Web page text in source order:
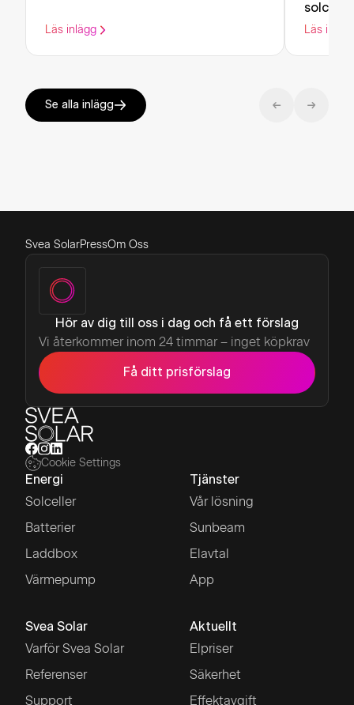
Läs inlägg
solceller
Läs
Se alla inlägg
Svea SolarPressOm Oss
Hör av dig till oss i dag och få ett förslag
Vi återkommer inom 24 timmar – inget köpkrav
Få ditt prisförslag
Cookie Settings
Energi
Solceller
Batterier
Laddbox
Värmepump
Tjänster
Vår lösning
Sunbeam
Elavtal
App
Svea Solar
Varför Svea Solar
Referenser
Support
Aktuellt
Elpriser
Säkerhet
Effektavgift